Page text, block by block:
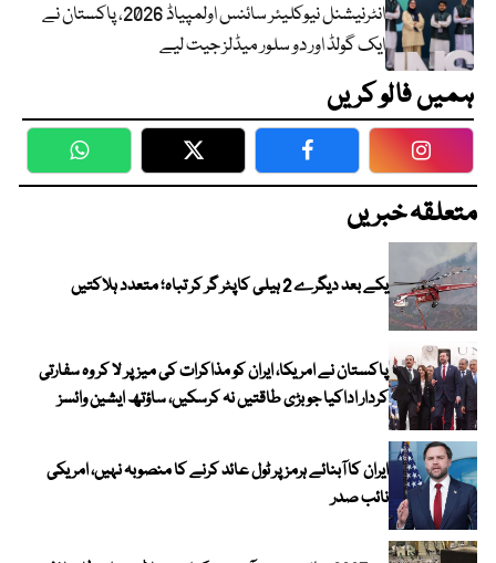
انٹرنیشنل نیوکلیئر سائنس اولمپیاڈ 2026، پاکستان نے
ایک گولڈ اور دو سلور میڈلز جیت لیے
ہمیں فالو کریں
WhatsApp Twitter Facebook
متعلقہ خبریں
یکے بعد دیگرے 2 ہیلی کاپٹر گر کر تباہ؛ متعدد ہلاکتیں
پاکستان نے امریکا، ایران کو مذاکرات کی میز پر لا کر وہ سفارتی
کردار اداکیا جو بڑی طاقتیں نہ کرسکیں، ساؤتھ ایشین وائسز
ایران کا آبنائے ہرمز پر ٹول عائد کرنے کا منصوبہ نہیں، امریکی
نائب صدر